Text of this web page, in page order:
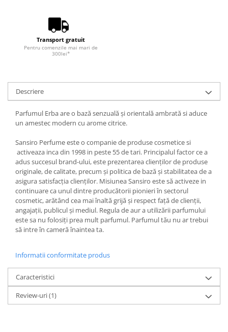
Transport gratuit
Pentru comenzile mai mari de
300lei*
Descriere
Parfumul Erba are o bază senzuală și orientală ambrată si aduce
un amestec modern cu arome citrice.
Sansiro Perfume este o companie de produse cosmetice si
activeaza inca din 1998 in peste 55 de tari. Principalul factor ce a
adus succesul brand-ului, este prezentarea clienților de produse
originale, de calitate, precum și politica de bază și stabilitatea de a
asigura satisfacția clienților. Misiunea Sansiro este să activeze in
continuare ca unul dintre producătorii pionieri în sectorul
cosmetic, arătând cea mai înaltă grijă și respect față de clienții,
angajații, publicul și mediul. Regula de aur a utilizării parfumului
este sa nu folosiți prea mult parfumul. Parfumul tău nu ar trebui
să intre în cameră înaintea ta.
Informatii conformitate produs
Caracteristici
Review-uri(1)